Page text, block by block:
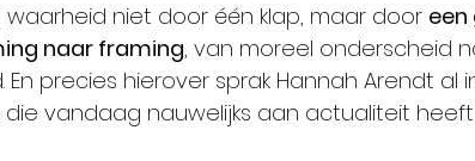
waarheid niet door één klap, maar door een
naar framing, van moreel onderscheid
precies hierover sprak Hannah Arendt al
vandaag nauwelijks aan actualiteit